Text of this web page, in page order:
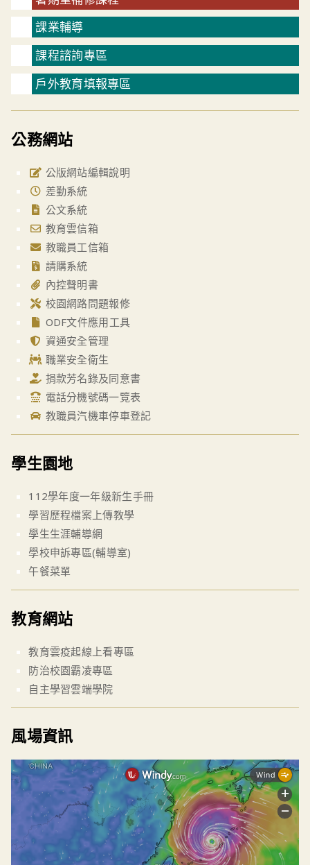
課業輔導
課程諮詢專區
戶外教育填報專區
公務網站
公版網站編輯說明
差勤系統
公文系統
教育雲信箱
教職員工信箱
請購系統
內控聲明書
校園網路問題報修
ODF文件應用工具
資通安全管理
職業安全衛生
捐款芳名錄及同意書
電話分機號碼一覽表
教職員汽機車停車登記
學生園地
112學年度一年級新生手冊
學習歷程檔案上傳教學
學生生涯輔導網
學校申訴專區(輔導室)
午餐菜單
教育網站
教育雲疫起線上看專區
防治校園霸凌專區
自主學習雲端學院
風場資訊